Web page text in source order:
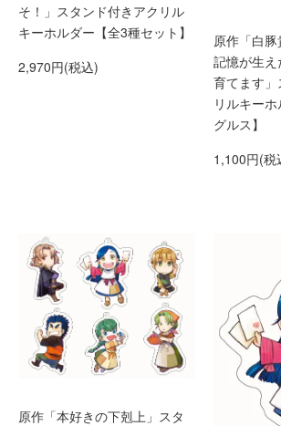
そ！」スタンド付きアクリル
キーホルダー【全3種セット】
2,970円(税込)
原作「白
記憶が生
育てます」
リルキー
グルス】
1,100円(税
原作「本好きの下剋上」スタ